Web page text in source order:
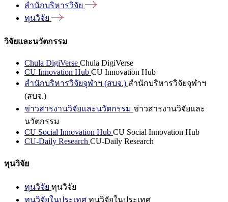
สำนักบริหารวิจัย
ทุนวิจัย
วิจัยและนวัตกรรม
Chula DigiVerse Chula DigiVerse
CU Innovation Hub CU Innovation Hub
สำนักบริหารวิจัยจุฬาฯ (สบจ.) สำนักบริหารวิจัยจุฬาฯ
(สบจ.)
ข่าวสารงานวิจัยและนวัตกรรม ข่าวสารงานวิจัยและ
นวัตกรรม
CU Social Innovation Hub CU Social Innovation Hub
CU-Daily Research CU-Daily Research
ทุนวิจัย
ทุนวิจัย ทุนวิจัย
ทุนวิจัยในประเทศ ทุนวิจัยในประเทศ